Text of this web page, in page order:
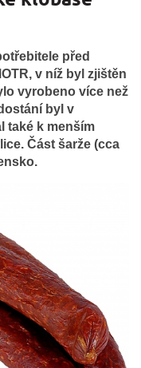
před
v níž byl zjištěn
vyrobeno více než
byl v
také k menším
Část šarže (cca